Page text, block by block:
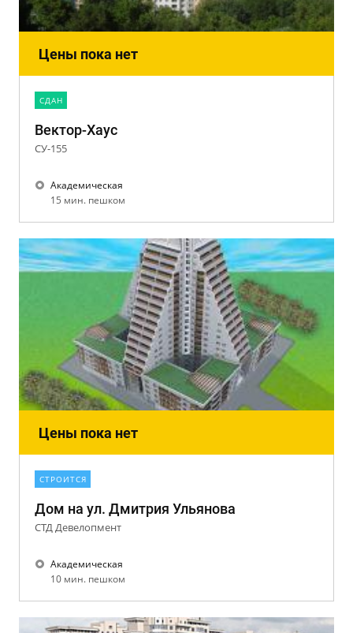
Цены пока нет
CДАН
Вектор-Хаус
СУ-155
Академическая
15 мин. пешком
Цены пока нет
СТРОИТСЯ
Дом на ул. Дмитрия Ульянова
СТД Девелопмент
Академическая
10 мин. пешком